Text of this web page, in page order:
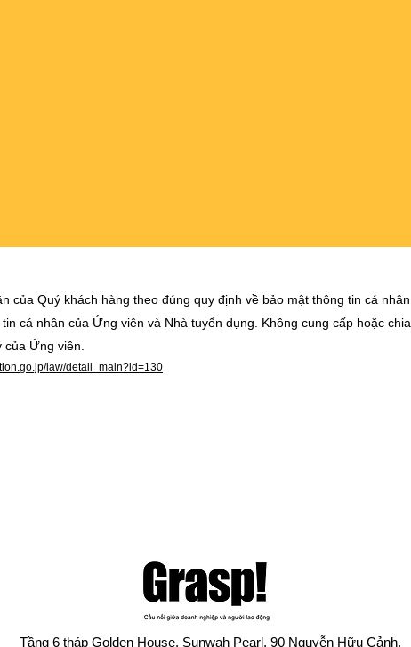
của Quý khách hàng theo đúng quy định về bảo mật thông tin cá nhân
cá nhân của Ứng viên và Nhà tuyển dụng. Không cung cấp hoặc
Ứng viên.
law/detail_main?id=130
Tầng 6 tháp Golden House, Sunwah Pearl, 90 Nguyễn Hữu Cảnh,